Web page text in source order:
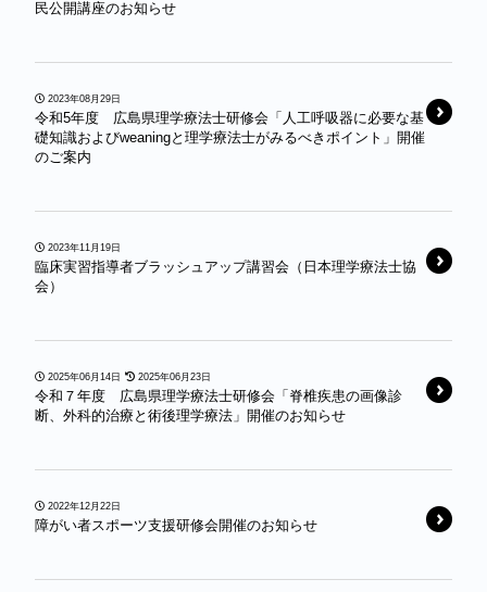
民公開講座のお知らせ
2023年08月29日
令和5年度 広島県理学療法士研修会「人工呼吸器に必要な基
礎知識およびweaningと理学療法士がみるべきポイント」開催
のご案内
2023年11月19日
臨床実習指導者ブラッシュアップ講習会（日本理学療法士協
会）
2025年06月14日 2025年06月23日
令和７年度 広島県理学療法士研修会「脊椎疾患の画像診
断、外科的治療と術後理学療法」開催のお知らせ
2022年12月22日
障がい者スポーツ支援研修会開催のお知らせ